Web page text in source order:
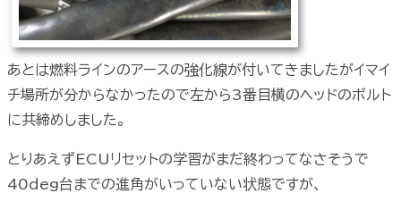
あとは燃料ラインのアースの強化線が付いてきましたがイマイ
チ場所が分からなかったので左から3番目横のヘッドのボルト
に共締めしました。
とりあえずECUリセットの学習がまだ終わってなさそうで
40deg台までの進角がいっていない状態ですが、